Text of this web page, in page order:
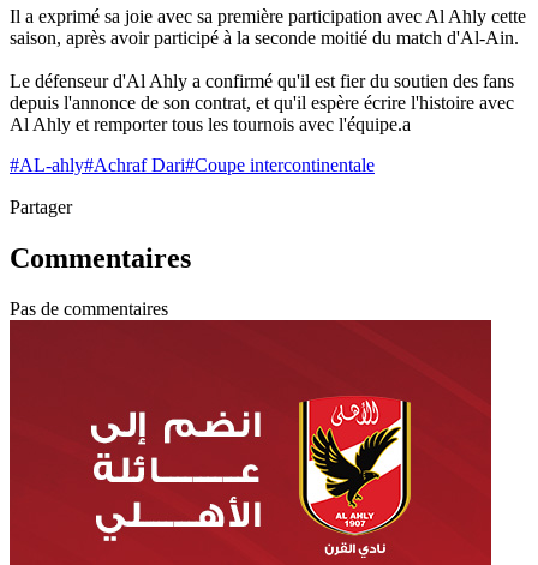
Il a exprimé sa joie avec sa première participation avec Al Ahly cette
saison, après avoir participé à la seconde moitié du match d'Al-Ain.
Le défenseur d'Al Ahly a confirmé qu'il est fier du soutien des fans
depuis l'annonce de son contrat, et qu'il espère écrire l'histoire avec
Al Ahly et remporter tous les tournois avec l'équipe.a
#AL-ahly#Achraf Dari#Coupe intercontinentale
Partager
Commentaires
Pas de commentaires